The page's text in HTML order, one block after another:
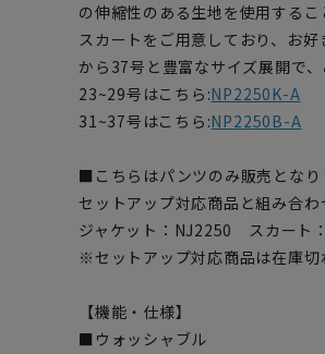
の伸縮性のある生地を使用する
スカートをご用意しており、お
から37号と豊富なサイズ展開で
23~29号はこちら:NP2250K-A
31~37号はこちら:NP2250B-A
■こちらはパンツのみ販売となり
セットアップ対応商品と組み合わ
ジャケット：NJ2250 スカート
※セットアップ対応商品は在庫切
【機能・仕様】
■ウォッシャブル